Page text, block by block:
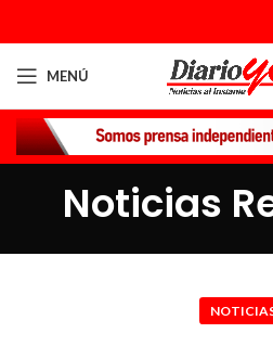
MENÚ
Noticias